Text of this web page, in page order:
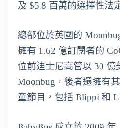
及 $5.8 百萬的選擇性法
總部位於英國的
擁有 1.62 億訂閱者的
位前迪士尼高管以 30 億
Moonbug，後者還擁有
童節目，包括 Blippi 和